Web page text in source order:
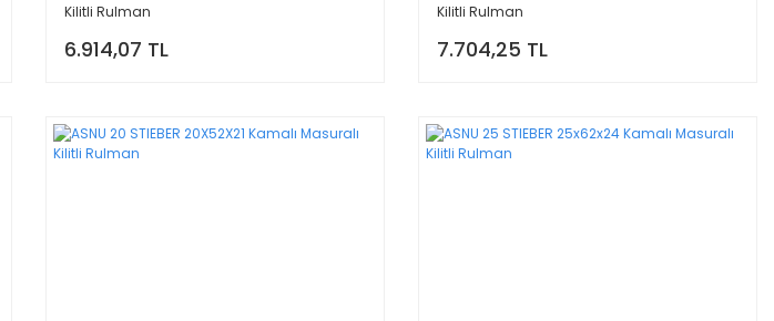
Kilitli Rulman
6.914,07 TL
Kilitli Rulman
7.704,25 TL